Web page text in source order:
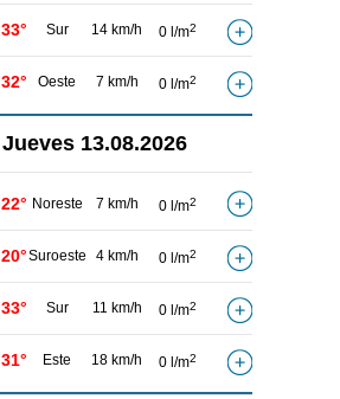
33° Sur 14 km/h 0 l/m2
32° Oeste 7 km/h 0 l/m2
Jueves 13.08.2026
22° Noreste 7 km/h 0 l/m2
20°Suroeste 4 km/h 0 l/m2
33° Sur 11 km/h 0 l/m2
31° Este 18 km/h 0 l/m2